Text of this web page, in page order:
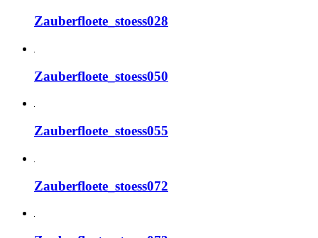
Zauberfloete_stoess028
Zauberfloete_stoess050
Zauberfloete_stoess055
Zauberfloete_stoess072